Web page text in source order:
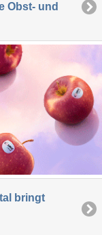
Obst- und
bringt